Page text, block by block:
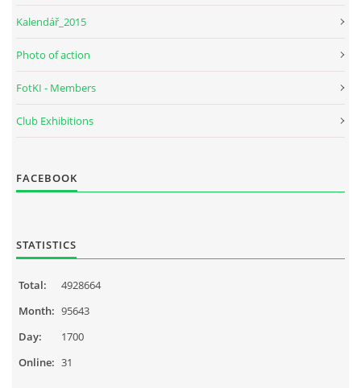
Kalendář_2015
Photo of action
FotKI - Members
Club Exhibitions
FACEBOOK
STATISTICS
Online: 31
Total:
4928664
Month: 95643
Day:
1700